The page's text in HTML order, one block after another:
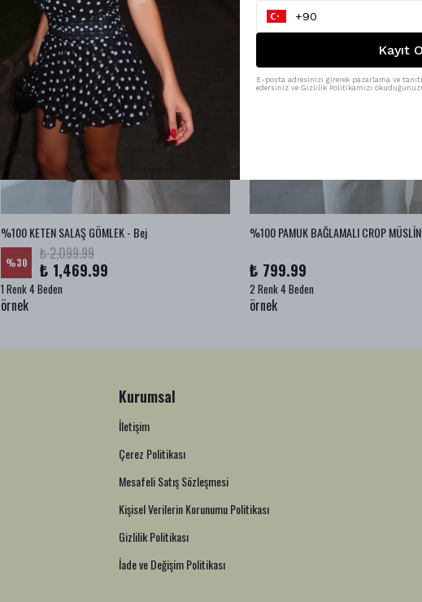
%100 KETEN SALAŞ GÖMLEK - Bej
%30 ₺ 2,099.99
₺ 1,469.99
1 Renk 4 Beden
örnek
₺ 799.99
2 Renk 4 Beden
örnek
Kurumsal
İletişim
Çerez Politikası
Mesafeli Satış Sözleşmesi
Kişisel Verilerin Korunumu Politikası
Gizlilik Politikası
İade ve Değişim Politikası
Kayıt
E-posta adresinizi girerek pazarlama ve
edersiniz ve Gizlilik Politikamızı